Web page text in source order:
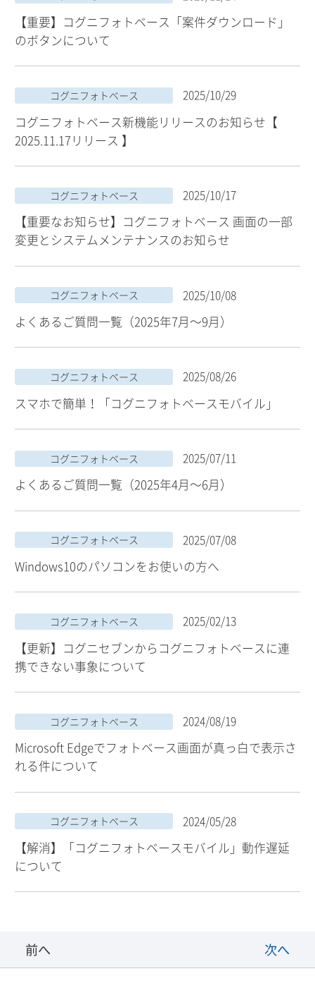
【重要】コグニフォトベース「案件ダウンロード」
のボタンについて
コグニフォトベース 2025/10/29
コグニフォトベース新機能リリースのお知らせ【
2025.11.17リリース 】
コグニフォトベース 2025/10/17
【重要なお知らせ】コグニフォトベース 画面の一部
変更とシステムメンテナンスのお知らせ
コグニフォトベース 2025/10/08
よくあるご質問一覧（2025年7月～9月）
コグニフォトベース 2025/08/26
スマホで簡単！「コグニフォトベースモバイル」
コグニフォトベース 2025/07/11
よくあるご質問一覧（2025年4月～6月）
コグニフォトベース 2025/07/08
Windows10のパソコンをお使いの方へ
コグニフォトベース 2025/02/13
【更新】コグニセブンからコグニフォトベースに連
携できない事象について
コグニフォトベース 2024/08/19
Microsoft Edgeでフォトベース画面が真っ白で表示さ
れる件について
コグニフォトベース 2024/05/28
【解消】「コグニフォトベースモバイル」動作遅延
について
前へ 次へ